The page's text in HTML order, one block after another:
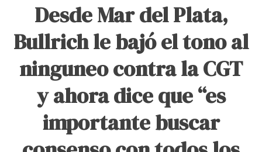
Desde Mar del Plata,
Bullrich le bajó el tono al
ninguneo contra la CGT
y ahora dice que “es
importante buscar